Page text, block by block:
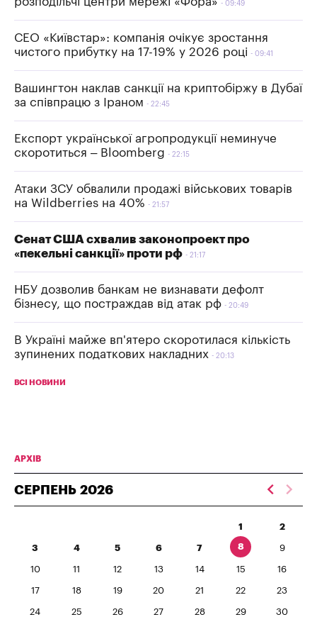
09:49
СЕО «Київстар»: компанія очікує зростання
чистого прибутку на 17-19% у 2026 році
09:41
Вашингтон наклав санкції на криптобіржу в Дубаї
за співпрацю з Іраном
22:45
Експорт української агропродукції неминуче
скоротиться – Bloomberg
22:15
Атаки ЗСУ обвалили продажі військових товарів
на Wildberries на 40%
21:57
Сенат США схвалив законопроект про
«пекельні санкції» проти рф
21:17
НБУ дозволив банкам не визнавати дефолт
бізнесу, що постраждав від атак рф
20:49
В Україні майже вп'ятеро скоротилася кількість
зупинених податкових накладних
20:13
ВСІ НОВИНИ
АРХІВ
СЕРПЕНЬ 2026
1 2
3 4 5 6 7 8 9
10 11 12 13 14 15 16
17 18 19 20 21 22 23
24 25 26 27 28 29 30